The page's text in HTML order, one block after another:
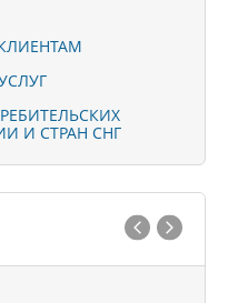
И СТРАН СНГ